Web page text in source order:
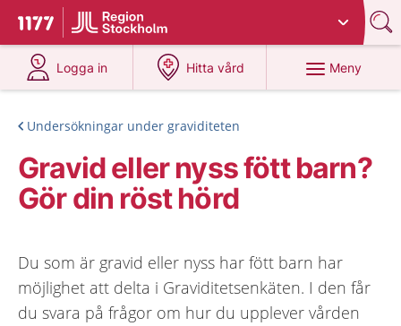
Till startsidan för 1177
Du har valt region
Logga in
på 1177.se
Hitta vård
på 1177.se
Meny
Undersökningar under graviditeten
Gravid eller nyss fött barn?
Gör din röst hörd
Du som är gravid eller nyss har fött barn har
möjlighet att delta i Graviditetsenkäten. I den får
du svara på frågor om hur du upplever vården